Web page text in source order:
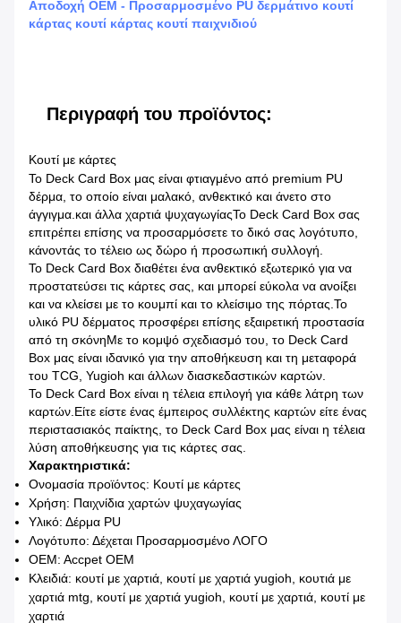
Αποδοχή OEM - Προσαρμοσμένο PU δερμάτινο κουτί
κάρτας κουτί κάρτας κουτί παιχνιδιού
Περιγραφή του προϊόντος:
Κουτί με κάρτες
Το Deck Card Box μας είναι φτιαγμένο από premium PU
δέρμα, το οποίο είναι μαλακό, ανθεκτικό και άνετο στο
άγγιγμα.και άλλα χαρτιά ψυχαγωγίαςΤο Deck Card Box σας
επιτρέπει επίσης να προσαρμόσετε το δικό σας λογότυπο,
κάνοντάς το τέλειο ως δώρο ή προσωπική συλλογή.
Το Deck Card Box διαθέτει ένα ανθεκτικό εξωτερικό για να
προστατεύσει τις κάρτες σας, και μπορεί εύκολα να ανοίξει
και να κλείσει με το κουμπί και το κλείσιμο της πόρτας.Το
υλικό PU δέρματος προσφέρει επίσης εξαιρετική προστασία
από τη σκόνηΜε το κομψό σχεδιασμό του, το Deck Card
Box μας είναι ιδανικό για την αποθήκευση και τη μεταφορά
του TCG, Yugioh και άλλων διασκεδαστικών καρτών.
Το Deck Card Box είναι η τέλεια επιλογή για κάθε λάτρη των
καρτών.Είτε είστε ένας έμπειρος συλλέκτης καρτών είτε ένας
περιστασιακός παίκτης, το Deck Card Box μας είναι η τέλεια
λύση αποθήκευσης για τις κάρτες σας.
Χαρακτηριστικά:
Ονομασία προϊόντος: Κουτί με κάρτες
Χρήση: Παιχνίδια χαρτών ψυχαγωγίας
Υλικό: Δέρμα PU
Λογότυπο: Δέχεται Προσαρμοσμένο ΛΟΓΟ
OEM: Accpet OEM
Κλειδιά: κουτί με χαρτιά, κουτί με χαρτιά yugioh, κουτιά με
χαρτιά mtg, κουτί με χαρτιά yugioh, κουτί με χαρτιά, κουτί με
χαρτιά